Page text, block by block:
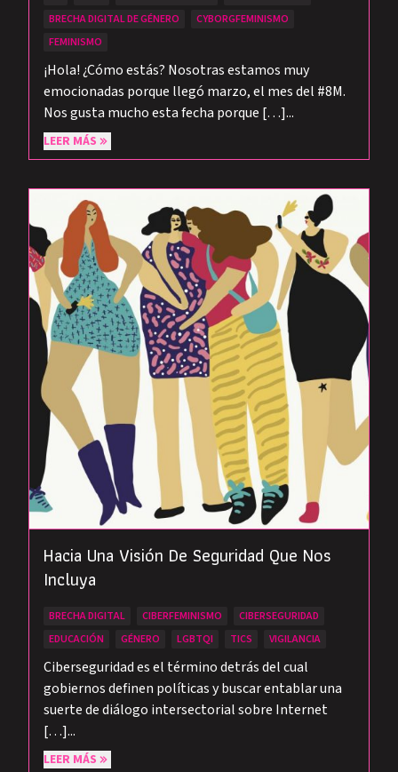
BRECHA DIGITAL DE GÉNERO
CYBORGFEMINISMO
FEMINISMO
¡Hola! ¿Cómo estás? Nosotras estamos muy
emocionadas porque llegó marzo, el mes del #8M.
Nos gusta mucho esta fecha porque […]...
LEER MÁS
Hacia Una Visión De Seguridad Que Nos
Incluya
BRECHA DIGITAL CIBERFEMINISMO
CIBERSEGURIDAD
EDUCACIÓN
GÉNERO LGBTQI TICS VIGILANCIA
Ciberseguridad es el término detrás del cual
gobiernos definen políticas y buscar entablar una
suerte de diálogo intersectorial sobre Internet
[…]...
LEER MÁS